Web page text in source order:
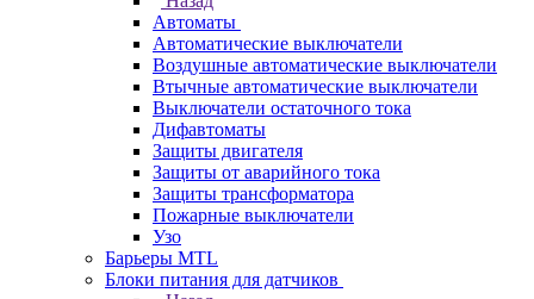
Автоматы
Автоматические выключатели
Воздушные автоматические выключатели
Втычные автоматические выключатели
Выключатели остаточного тока
Дифавтоматы
Защиты двигателя
Защиты от аварийного тока
Защиты трансформатора
Пожарные выключатели
Узо
Барьеры MTL
Блоки питания для датчиков